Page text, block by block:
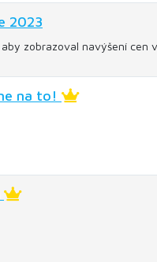
2023
zobrazoval navýšení cen
na to!